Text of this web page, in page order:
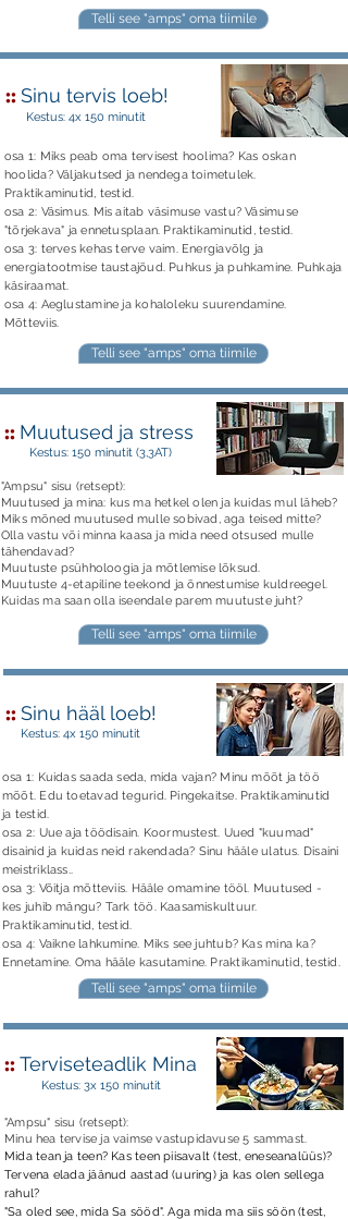
Telli see "amps" oma tiimile
::Sinu tervis loeb!
Kestus: 4x 150 minutit
osa 1: Miks peab oma tervisest hoolima? Kas oskan
hoolida? Väljakutsed ja nendega toimetulek.
Praktikaminutid, testid.
osa 2: Väsimus. Mis aitab väsimuse vastu? Väsimuse
"tõrjekava" ja ennetusplaan. Praktikaminutid, testid.
osa 3: terves kehas terve vaim. Energiavõlg ja
energiatootmise taustajõud. Puhkus ja puhkamine. Puhkaja
käsiraamat.
osa 4: Aeglustamine ja kohaloleku suurendamine.
Mõtteviis.
Telli see "amps" oma tiimile
:: Muutused ja stress
Kestus: 150 minutit (3,3AT)
"Ampsu" sisu (retsept):
Muutused ja mina: kus ma hetkel olen ja kuidas mul läheb?
Miks mõned muutused mulle sobivad, aga teised mitte?
Olla vastu või minna kaasa ja mida need otsused mulle
tähendavad?
Muutuste psühholoogia jamõtlemise lõksud.
Muutuste 4-etapiline teekond ja õnnestumise kuldreegel.
Kuidas ma saan olla iseendale parem muutuste juht?
Telli see "amps" oma tiimile
::Sinu hääl loeb!
Kestus: 4x 150 minutit
osa 1: Kuidas saada seda, mida vajan? Minu mõõt ja töö
mõõt. Edu toetavad tegurid. Pingekaitse. Praktikaminutid
ja testid.
osa 2: Uue aja töödisain. Koormustest. Uued "kuumad"
disainid ja kuidas neid rakendada? Sinu hääle ulatus. Disaini
meistriklass..
osa 3: Võitja mõtteviis. Hääle omamine tööl. Muutused -
kes juhib mängu? Tark töö. Kaasamiskultuur.
Praktikaminutid, testid.
osa 4: Vaikne lahkumine. Miks see juhtub? Kas mina ka?
Ennetamine. Oma hääle kasutamine. Praktikaminutid, testid.
Telli see "amps" oma tiimile
::Terviseteadlik Mina
Kestus: 3x 150 minutit
"Ampsu" sisu (retsept):
Minu hea tervise ja vaimse vastupidavuse 5 sammast.
Mida tean ja teen? Kas teen piisavalt (test, eneseanalüüs)?
Tervena elada jäänud aastad (uuring) ja kas olen sellega
rahul?
"Sa oled see, mida Sa sööd". Aga mida ma siis söön (test,